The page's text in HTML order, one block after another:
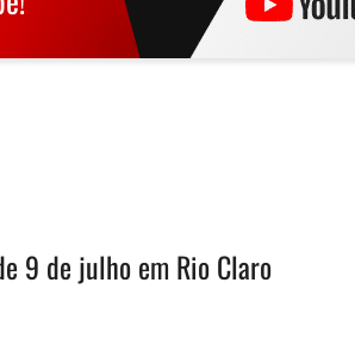
9 de julho em Rio Claro